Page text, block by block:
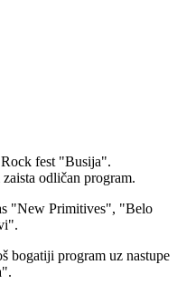
fest "Busija".
odličan program.
"New Primitives", "Belo
bogatiji program uz nastupe